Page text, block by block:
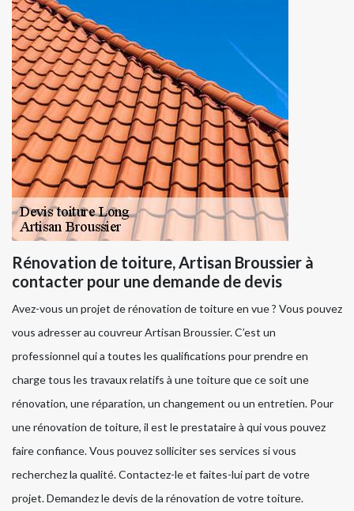
Rénovation de toiture, Artisan Broussier à
contacter pour une demande de devis
Avez-vous un projet de rénovation de toiture en vue ? Vous pouvez
vous adresser au couvreur Artisan Broussier. C’est un
professionnel qui a toutes les qualifications pour prendre en
charge tous les travaux relatifs à une toiture que ce soit une
rénovation, une réparation, un changement ou un entretien. Pour
une rénovation de toiture, il est le prestataire à qui vous pouvez
faire confiance. Vous pouvez solliciter ses services si vous
recherchez la qualité. Contactez-le et faites-lui part de votre
projet. Demandez le devis de la rénovation de votre toiture.